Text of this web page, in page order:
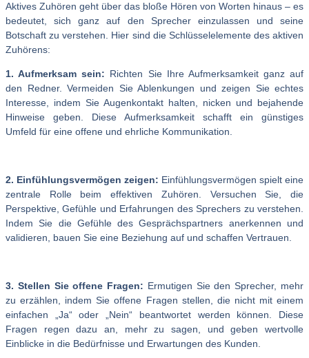
Aktives Zuhören geht über das bloße Hören von Worten hinaus – es
bedeutet, sich ganz auf den Sprecher einzulassen und seine
Botschaft zu verstehen. Hier sind die Schlüsselelemente des aktiven
Zuhörens:
1. Aufmerksam sein: Richten Sie Ihre Aufmerksamkeit ganz auf
den Redner. Vermeiden Sie Ablenkungen und zeigen Sie echtes
Interesse, indem Sie Augenkontakt halten, nicken und bejahende
Hinweise geben. Diese Aufmerksamkeit schafft ein günstiges
Umfeld für eine offene und ehrliche Kommunikation.
2. Einfühlungsvermögen zeigen: Einfühlungsvermögen spielt eine
zentrale Rolle beim effektiven Zuhören. Versuchen Sie, die
Perspektive, Gefühle und Erfahrungen des Sprechers zu verstehen.
Indem Sie die Gefühle des Gesprächspartners anerkennen und
validieren, bauen Sie eine Beziehung auf und schaffen Vertrauen.
3. Stellen Sie offene Fragen: Ermutigen Sie den Sprecher, mehr
zu erzählen, indem Sie offene Fragen stellen, die nicht mit einem
einfachen „Ja“ oder „Nein“ beantwortet werden können. Diese
Fragen regen dazu an, mehr zu sagen, und geben wertvolle
Einblicke in die Bedürfnisse und Erwartungen des Kunden.